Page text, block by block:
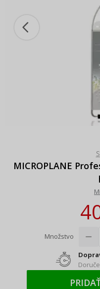
MICROPLANE
Množstvo